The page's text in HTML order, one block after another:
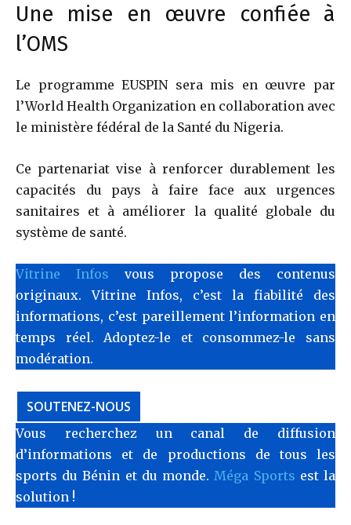
Une mise en œuvre confiée à
l’OMS
Le programme EUSPIN sera mis en œuvre par
l’World Health Organization en collaboration avec
le ministère fédéral de la Santé du Nigeria.
Ce partenariat vise à renforcer durablement les
capacités du pays à faire face aux urgences
sanitaires et à améliorer la qualité globale du
système de santé.
Vitrine Infos vous propose des contenus
originaux. Vitrine Infos, c’est la fiabilité des
informations, c’est pareillement l’information en
temps réel. Adoptez-le et consommez-le sans
modération.
SOUTENEZ-NOUS
Vous recherchez un canal de diffusion
d’informations et de productions de tous les
sports du Bénin et du monde. Méga Sports est la
solution !